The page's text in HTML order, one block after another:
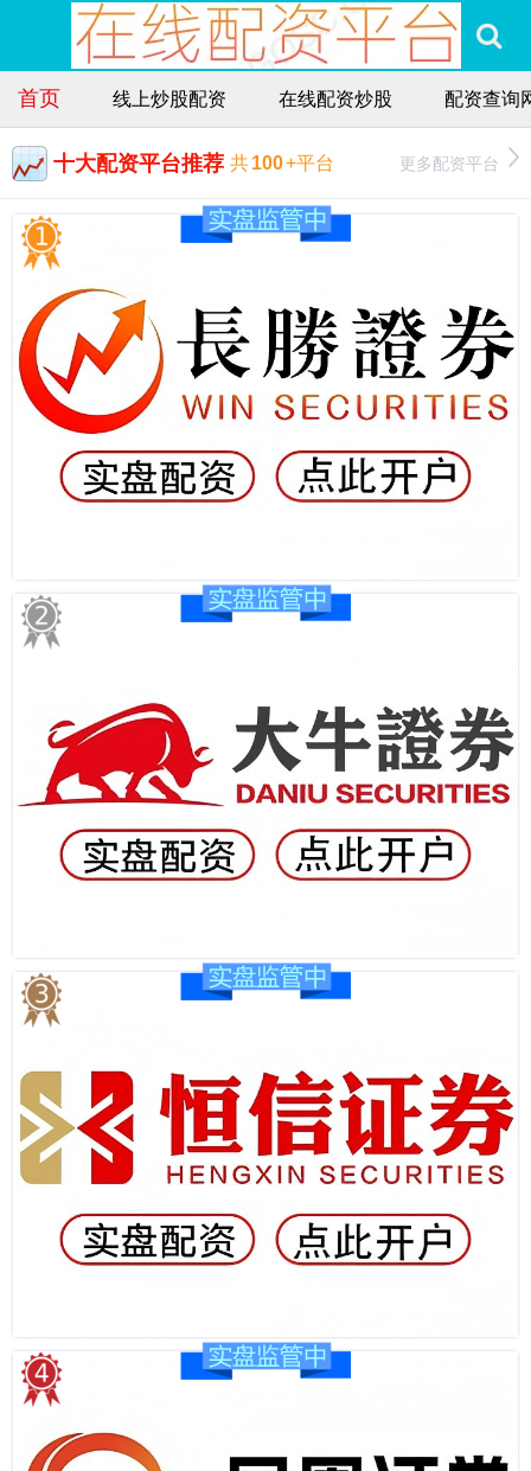
首页 线上炒股配资 在线配资炒股 配资查询
十大配资平台推荐 共100+平台 更多配资平台